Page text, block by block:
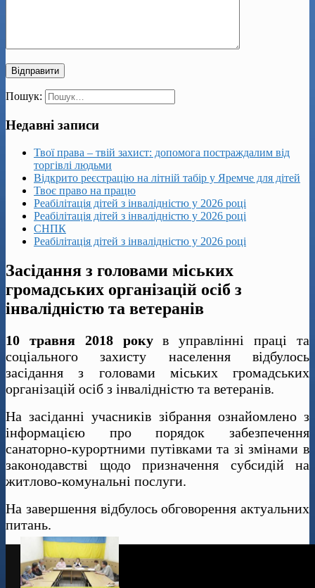
Пошук:
Недавні записи
Твої права – твій захист: допомога постраждалим від
торгівлі людьми
Відкрито реєстрацію на літній табір у Яремче для дітей
Твоє право на працю
Реабілітація дітей з інвалідністю у 2026 році
Реабілітація дітей з інвалідністю у 2026 році
СНПК
Реабілітація дітей з інвалідністю у 2026 році
Засідання з головами міських
громадських організацій осіб з
інвалідністю та ветеранів
10 травня 2018 рокув управлінні праці та
соціального захисту населення відбулось
засідання з головами міських громадських
організацій осіб з інвалідністю та ветеранів.
На засіданні учасників зібрання ознайомлено з
інформацією про порядок забезпечення
санаторно-курортними путівками та зі змінами в
законодавстві щодо призначення субсидій на
житлово-комунальні послуги.
На завершення відбулось обговорення актуальних
питань.